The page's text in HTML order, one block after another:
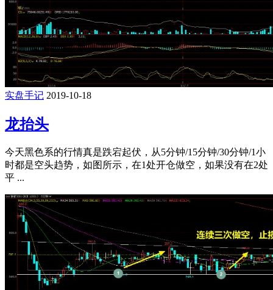
实盘手记 2019-10-18
龙抬头
今天黑色系的行情真是跌宕起伏，从5分钟/15分钟/30分钟/1小
时都是空头趋势，如图所示，在1处开仓做空，如果没有在2处
平 ...